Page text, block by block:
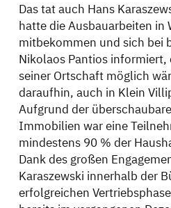
Das tat auch Hans
hatte die Ausbauarbeiten in
mitbekommen und sich bei
Nikolaos Pantios informiert,
seiner Ortschaft möglich
daraufhin, auch in Klein
Aufgrund der
Immobilien war eine
mindestens 90 % der
Dank des großen
Karaszewski innerhalb der
erfolgreichen